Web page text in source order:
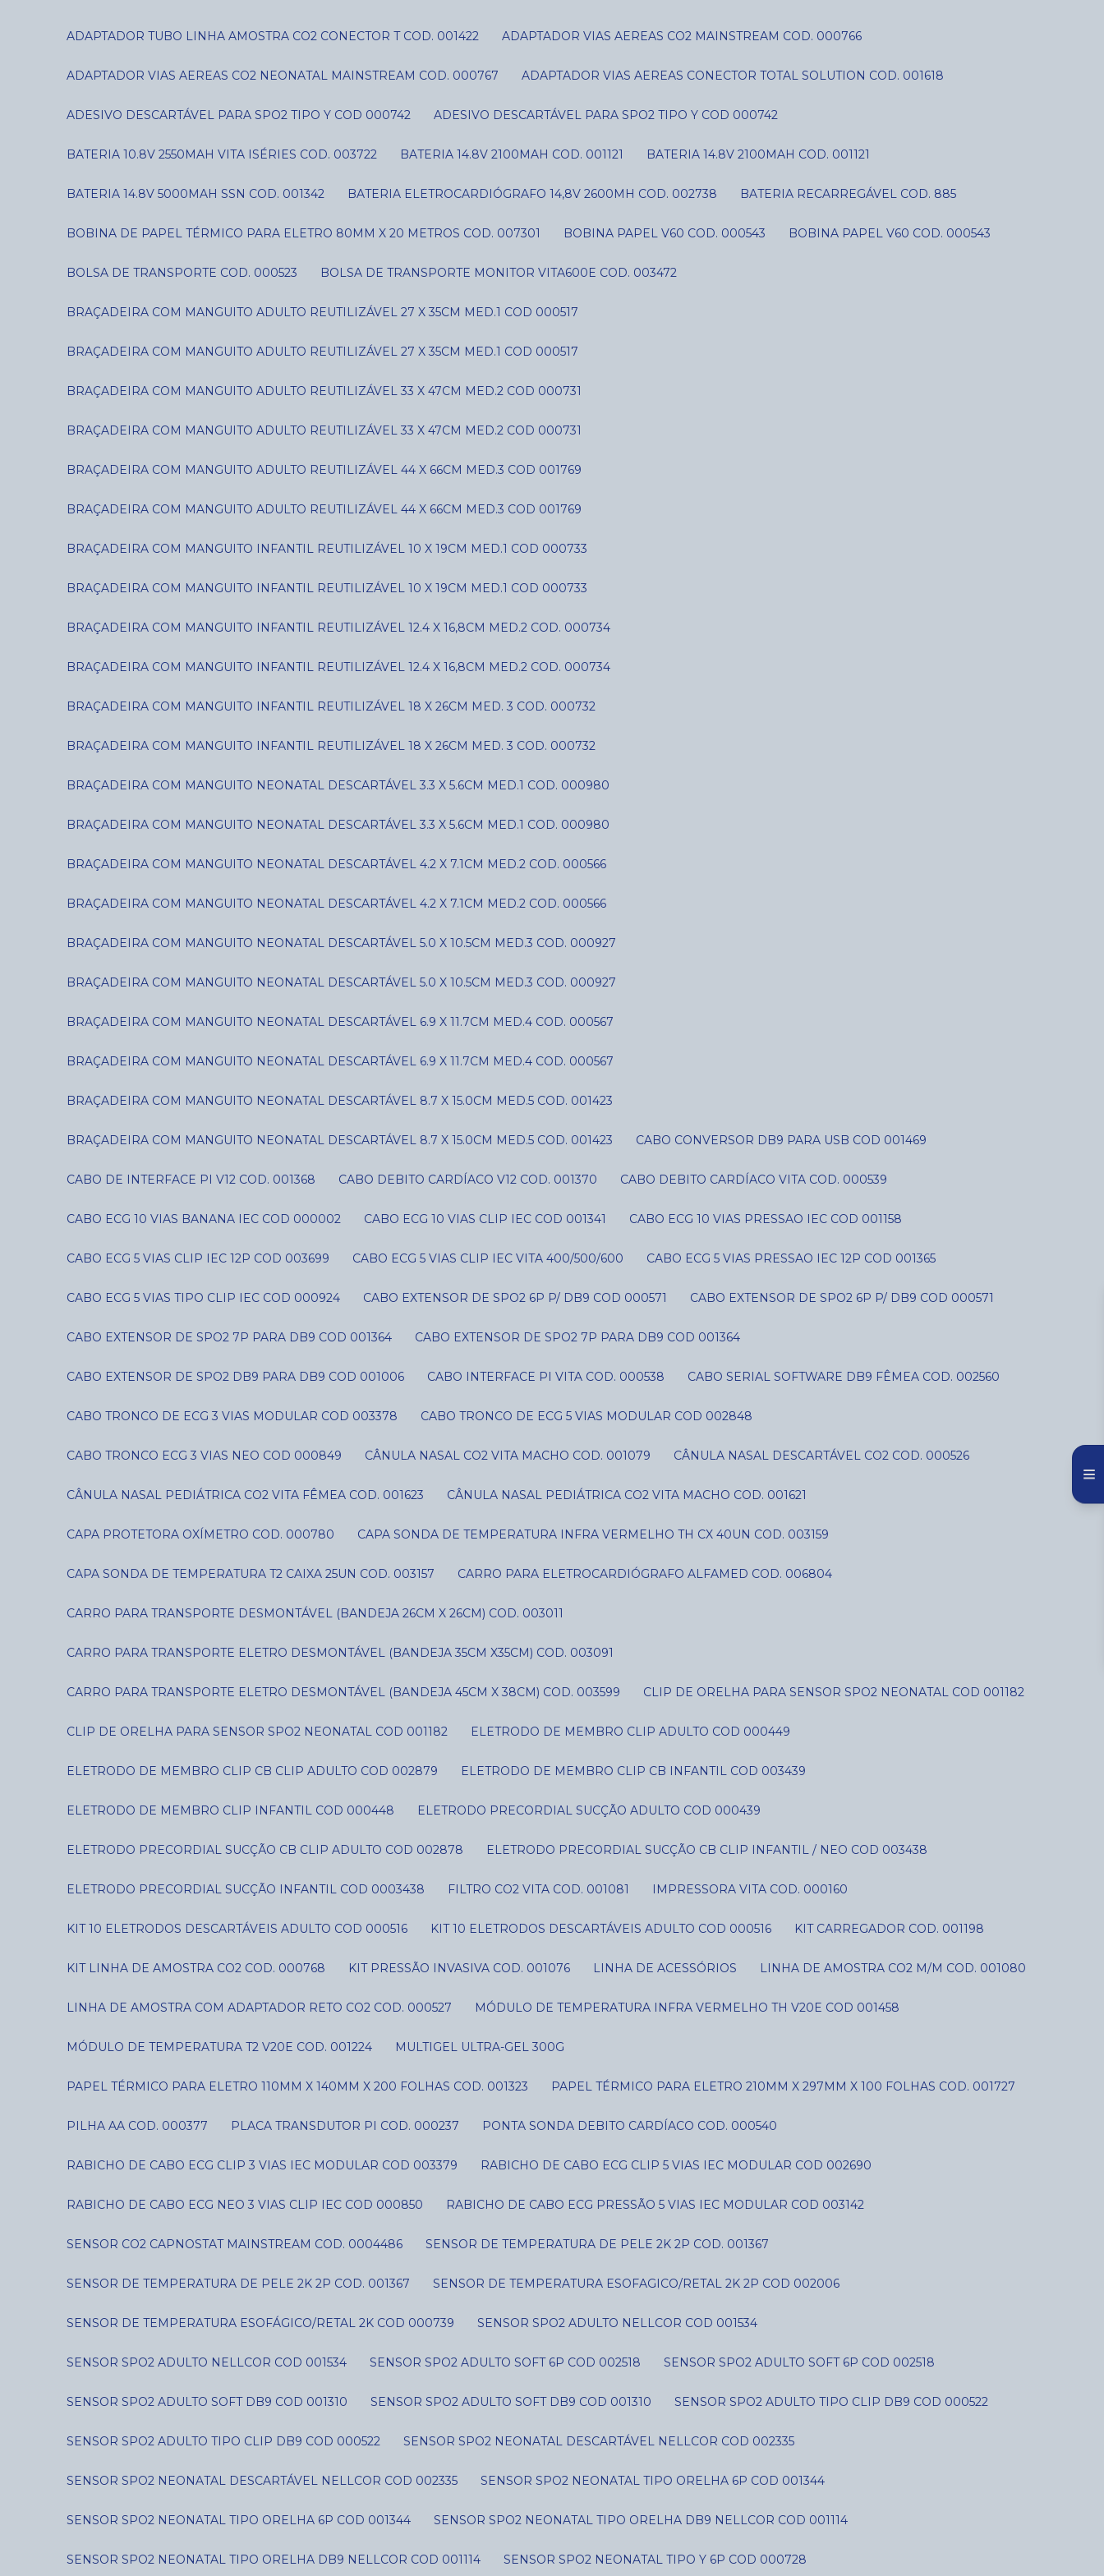
ADAPTADOR TUBO LINHA AMOSTRA CO2 CONECTOR T COD. 001422 ADAPTADOR VIAS AEREAS CO2 MAINSTREAM COD. 000766
ADAPTADOR VIAS AEREAS CO2 NEONATAL MAINSTREAM COD. 000767 ADAPTADOR VIAS AEREAS CONECTOR TOTAL SOLUTION COD. 001618
ADESIVO DESCARTÁVEL PARA SPO2 TIPO Y COD 000742 ADESIVO DESCARTÁVEL PARA SPO2 TIPO Y COD 000742
BATERIA 10.8V 2550MAH VITA ISÉRIES COD. 003722 BATERIA 14.8V 2100MAH COD. 001121 BATERIA 14.8V 2100MAH COD. 001121
BATERIA 14.8V 5000MAH SSN COD. 001342 BATERIA ELETROCARDIÓGRAFO 14,8V 2600MH COD. 002738 BATERIA RECARREGÁVEL COD. 885
BOBINA DE PAPEL TÉRMICO PARA ELETRO 80MM X 20 METROS COD. 007301 BOBINA PAPEL V60 COD. 000543 BOBINA PAPEL V60 COD. 000543
BOLSA DE TRANSPORTE COD. 000523 BOLSA DE TRANSPORTE MONITOR VITA600E COD. 003472
BRAÇADEIRA COM MANGUITO ADULTO REUTILIZÁVEL 27 X 35CM MED.1 COD 000517
BRAÇADEIRA COM MANGUITO ADULTO REUTILIZÁVEL 27 X 35CM MED.1 COD 000517
BRAÇADEIRA COM MANGUITO ADULTO REUTILIZÁVEL 33 X 47CM MED.2 COD 000731
BRAÇADEIRA COM MANGUITO ADULTO REUTILIZÁVEL 33 X 47CM MED.2 COD 000731
BRAÇADEIRA COM MANGUITO ADULTO REUTILIZÁVEL 44 X 66CM MED.3 COD 001769
BRAÇADEIRA COM MANGUITO ADULTO REUTILIZÁVEL 44 X 66CM MED.3 COD 001769
BRAÇADEIRA COM MANGUITO INFANTIL REUTILIZÁVEL 10 X 19CM MED.1 COD 000733
BRAÇADEIRA COM MANGUITO INFANTIL REUTILIZÁVEL 10 X 19CM MED.1 COD 000733
BRAÇADEIRA COM MANGUITO INFANTIL REUTILIZÁVEL 12.4 X 16,8CM MED.2 COD. 000734
BRAÇADEIRA COM MANGUITO INFANTIL REUTILIZÁVEL 12.4 X 16,8CM MED.2 COD. 000734
BRAÇADEIRA COM MANGUITO INFANTIL REUTILIZÁVEL 18 X 26CM MED. 3 COD. 000732
BRAÇADEIRA COM MANGUITO INFANTIL REUTILIZÁVEL 18 X 26CM MED. 3 COD. 000732
BRAÇADEIRA COM MANGUITO NEONATAL DESCARTÁVEL 3.3 X 5.6CM MED.1 COD. 000980
BRAÇADEIRA COM MANGUITO NEONATAL DESCARTÁVEL 3.3 X 5.6CM MED.1 COD. 000980
BRAÇADEIRA COM MANGUITO NEONATAL DESCARTÁVEL 4.2 X 7.1CM MED.2 COD. 000566
BRAÇADEIRA COM MANGUITO NEONATAL DESCARTÁVEL 4.2 X 7.1CM MED.2 COD. 000566
BRAÇADEIRA COM MANGUITO NEONATAL DESCARTÁVEL 5.0 X 10.5CM MED.3 COD. 000927
BRAÇADEIRA COM MANGUITO NEONATAL DESCARTÁVEL 5.0 X 10.5CM MED.3 COD. 000927
BRAÇADEIRA COM MANGUITO NEONATAL DESCARTÁVEL 6.9 X 11.7CM MED.4 COD. 000567
BRAÇADEIRA COM MANGUITO NEONATAL DESCARTÁVEL 6.9 X 11.7CM MED.4 COD. 000567
BRAÇADEIRA COM MANGUITO NEONATAL DESCARTÁVEL 8.7 X 15.0CM MED.5 COD. 001423
BRAÇADEIRA COM MANGUITO NEONATAL DESCARTÁVEL 8.7 X 15.0CM MED.5 COD. 001423 CABO CONVERSOR DB9 PARA USB COD 001469
CABO DE INTERFACE PI V12 COD. 001368 CABO DEBITO CARDÍACO V12 COD. 001370 CABO DEBITO CARDÍACO VITA COD. 000539
CABO ECG 10 VIAS BANANA IEC COD 000002 CABO ECG 10 VIAS CLIP IEC COD 001341 CABO ECG 10 VIAS PRESSAO IEC COD 001158
CABO ECG 5 VIAS CLIP IEC 12P COD 003699 CABO ECG 5 VIAS CLIP IEC VITA 400/500/600 CABO ECG 5 VIAS PRESSAO IEC 12P COD 001365
CABO ECG 5 VIAS TIPO CLIP IEC COD 000924 CABO EXTENSOR DE SPO2 6P P/ DB9 COD 000571 CABO EXTENSOR DE SPO2 6P P/ DB9 COD 000571
CABO EXTENSOR DE SPO2 7P PARA DB9 COD 001364 CABO EXTENSOR DE SPO2 7P PARA DB9 COD 001364
CABO EXTENSOR DE SPO2 DB9 PARA DB9 COD 001006 CABO INTERFACE PI VITA COD. 000538 CABO SERIAL SOFTWARE DB9 FÊMEA COD. 002560
CABO TRONCO DE ECG 3 VIAS MODULAR COD 003378 CABO TRONCO DE ECG 5 VIAS MODULAR COD 002848
CABO TRONCO ECG 3 VIAS NEO COD 000849 CÂNULA NASAL CO2 VITA MACHO COD. 001079 CÂNULA NASAL DESCARTÁVEL CO2 COD. 000526
CÂNULA NASAL PEDIÁTRICA CO2 VITA FÊMEA COD. 001623 CÂNULA NASAL PEDIÁTRICA CO2 VITA MACHO COD. 001621
CAPA PROTETORA OXÍMETRO COD. 000780 CAPA SONDA DE TEMPERATURA INFRA VERMELHO TH CX 40UN COD. 003159
CAPA SONDA DE TEMPERATURA T2 CAIXA 25UN COD. 003157 CARRO PARA ELETROCARDIÓGRAFO ALFAMED COD. 006804
CARRO PARA TRANSPORTE DESMONTÁVEL (BANDEJA 26CM X 26CM) COD. 003011
CARRO PARA TRANSPORTE ELETRO DESMONTÁVEL (BANDEJA 35CM X35CM) COD. 003091
CARRO PARA TRANSPORTE ELETRO DESMONTÁVEL (BANDEJA 45CM X 38CM) COD. 003599 CLIP DE ORELHA PARA SENSOR SPO2 NEONATAL COD 001182
CLIP DE ORELHA PARA SENSOR SPO2 NEONATAL COD 001182 ELETRODO DE MEMBRO CLIP ADULTO COD 000449
ELETRODO DE MEMBRO CLIP CB CLIP ADULTO COD 002879 ELETRODO DE MEMBRO CLIP CB INFANTIL COD 003439
ELETRODO DE MEMBRO CLIP INFANTIL COD 000448 ELETRODO PRECORDIAL SUCÇÃO ADULTO COD 000439
ELETRODO PRECORDIAL SUCÇÃO CB CLIP ADULTO COD 002878 ELETRODO PRECORDIAL SUCÇÃO CB CLIP INFANTIL / NEO COD 003438
ELETRODO PRECORDIAL SUCÇÃO INFANTIL COD 0003438 FILTRO CO2 VITA COD. 001081 IMPRESSORA VITA COD. 000160
KIT 10 ELETRODOS DESCARTÁVEIS ADULTO COD 000516 KIT 10 ELETRODOS DESCARTÁVEIS ADULTO COD 000516 KIT CARREGADOR COD. 001198
KIT LINHA DE AMOSTRA CO2 COD. 000768 KIT PRESSÃO INVASIVA COD. 001076 LINHA DE ACESSÓRIOS LINHA DE AMOSTRA CO2 M/M COD. 001080
LINHA DE AMOSTRA COM ADAPTADOR RETO CO2 COD. 000527 MÓDULO DE TEMPERATURA INFRA VERMELHO TH V20E COD 001458
MÓDULO DE TEMPERATURA T2 V20E COD. 001224 MULTIGEL ULTRA-GEL 300G
PAPEL TÉRMICO PARA ELETRO 110MM X 140MM X 200 FOLHAS COD. 001323 PAPEL TÉRMICO PARA ELETRO 210MM X 297MM X 100 FOLHAS COD. 001727
PILHA AA COD. 000377 PLACA TRANSDUTOR PI COD. 000237 PONTA SONDA DEBITO CARDÍACO COD. 000540
RABICHO DE CABO ECG CLIP 3 VIAS IEC MODULAR COD 003379 RABICHO DE CABO ECG CLIP 5 VIAS IEC MODULAR COD 002690
RABICHO DE CABO ECG NEO 3 VIAS CLIP IEC COD 000850 RABICHO DE CABO ECG PRESSÃO 5 VIAS IEC MODULAR COD 003142
SENSOR CO2 CAPNOSTAT MAINSTREAM COD. 0004486 SENSOR DE TEMPERATURA DE PELE 2K 2P COD. 001367
SENSOR DE TEMPERATURA DE PELE 2K 2P COD. 001367 SENSOR DE TEMPERATURA ESOFAGICO/RETAL 2K 2P COD 002006
SENSOR DE TEMPERATURA ESOFÁGICO/RETAL 2K COD 000739 SENSOR SPO2 ADULTO NELLCOR COD 001534
SENSOR SPO2 ADULTO NELLCOR COD 001534 SENSOR SPO2 ADULTO SOFT 6P COD 002518 SENSOR SPO2 ADULTO SOFT 6P COD 002518
SENSOR SPO2 ADULTO SOFT DB9 COD 001310 SENSOR SPO2 ADULTO SOFT DB9 COD 001310 SENSOR SPO2 ADULTO TIPO CLIP DB9 COD 000522
SENSOR SPO2 ADULTO TIPO CLIP DB9 COD 000522 SENSOR SPO2 NEONATAL DESCARTÁVEL NELLCOR COD 002335
SENSOR SPO2 NEONATAL DESCARTÁVEL NELLCOR COD 002335 SENSOR SPO2 NEONATAL TIPO ORELHA 6P COD 001344
SENSOR SPO2 NEONATAL TIPO ORELHA 6P COD 001344 SENSOR SPO2 NEONATAL TIPO ORELHA DB9 NELLCOR COD 001114
SENSOR SPO2 NEONATAL TIPO ORELHA DB9 NELLCOR COD 001114 SENSOR SPO2 NEONATAL TIPO Y 6P COD 000728